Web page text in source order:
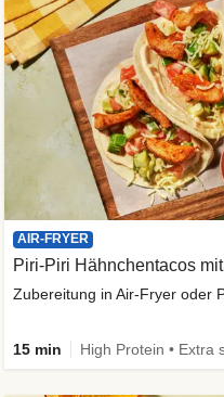
AIR-FRYER
Piri-Piri Hähnchentacos
Zubereitung in Air-Fryer oder
15 min